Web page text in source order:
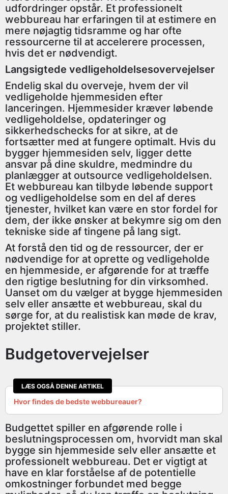
udfordringer opstår. Et professionelt
webbureau har erfaringen til at estimere en
mere nøjagtig tidsramme og har ofte
ressourcerne til at accelerere processen,
hvis det er nødvendigt.
Langsigtede vedligeholdelsesovervejelser
Endelig skal du overveje, hvem der vil
vedligeholde hjemmesiden efter
lanceringen. Hjemmesider kræver løbende
vedligeholdelse, opdateringer og
sikkerhedschecks for at sikre, at de
fortsætter med at fungere optimalt. Hvis du
bygger hjemmesiden selv, ligger dette
ansvar på dine skuldre, medmindre du
planlægger at outsource vedligeholdelsen.
Et webbureau kan tilbyde løbende support
og vedligeholdelse som en del af deres
tjenester, hvilket kan være en stor fordel for
dem, der ikke ønsker at bekymre sig om den
tekniske side af tingene på lang sigt.
At forstå den tid og de ressourcer, der er
nødvendige for at oprette og vedligeholde
en hjemmeside, er afgørende for at træffe
den rigtige beslutning for din virksomhed.
Uanset om du vælger at bygge hjemmesiden
selv eller ansætte et webbureau, skal du
sørge for, at du realistisk kan møde de krav,
projektet stiller.
Budgetovervejelser
LÆS OGSÅ DENNE ARTIKEL
Hvor findes de bedste webbureauer?
Budgettet spiller en afgørende rolle i
beslutningsprocessen om, hvorvidt man skal
bygge sin hjemmeside selv eller ansætte et
professionelt webbureau. Det er vigtigt at
have en klar forståelse af de potentielle
omkostninger forbundet med begge